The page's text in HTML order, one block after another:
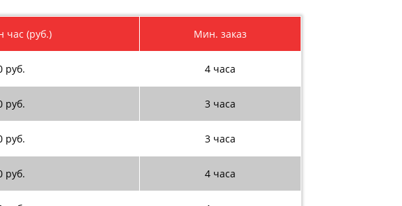
час (руб.) Мин. заказ
руб. 4 часа
руб. 3 часа
руб. 3 часа
руб. 4 часа